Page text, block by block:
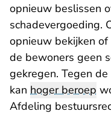
opnieuw beslissen
schadevergoeding.
opnieuw bekijken
de bewoners geen
gekregen. Tegen
kan hoger beroep
Afdeling